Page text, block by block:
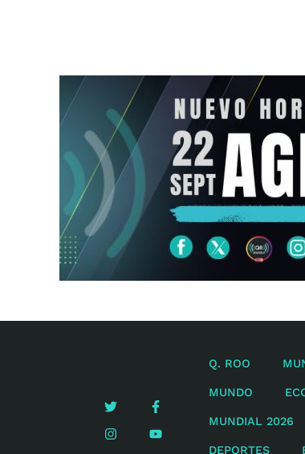
Q. ROO
MUNDO
MUNDIAL 2026
DEPORTES